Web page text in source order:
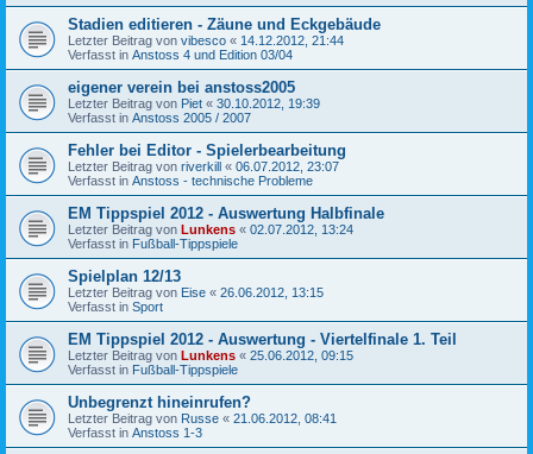
Stadien editieren - Zäune und Eckgebäude
Letzter Beitrag von vibesco « 14.12.2012, 21:44
Verfasst in Anstoss 4 und Edition 03/04
eigener verein bei anstoss2005
Letzter Beitrag von Piet « 30.10.2012, 19:39
Verfasst in Anstoss 2005 / 2007
Fehler bei Editor - Spielerbearbeitung
Letzter Beitrag von riverkill « 06.07.2012, 23:07
Verfasst in Anstoss - technische Probleme
EM Tippspiel 2012 - Auswertung Halbfinale
Letzter Beitrag von Lunkens « 02.07.2012, 13:24
Verfasst in Fußball-Tippspiele
Spielplan 12/13
Letzter Beitrag von Eise « 26.06.2012, 13:15
Verfasst in Sport
EM Tippspiel 2012 - Auswertung - Viertelfinale 1. Teil
Letzter Beitrag von Lunkens « 25.06.2012, 09:15
Verfasst in Fußball-Tippspiele
Unbegrenzt hineinrufen?
Letzter Beitrag von Russe « 21.06.2012, 08:41
Verfasst in Anstoss 1-3